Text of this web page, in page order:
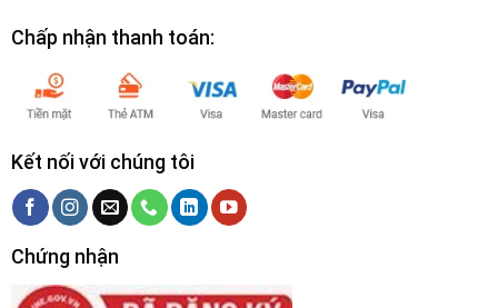
Chấp nhận thanh toán:
Kết nối với chúng tôi
Chứng nhận